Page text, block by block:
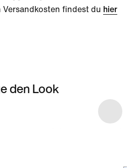
Versandkosten findest du hier
den Look